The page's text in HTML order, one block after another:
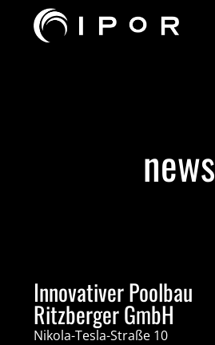
news
Innovativer Poolbau
Ritzberger GmbH
Nikola-Tesla-Straße 10